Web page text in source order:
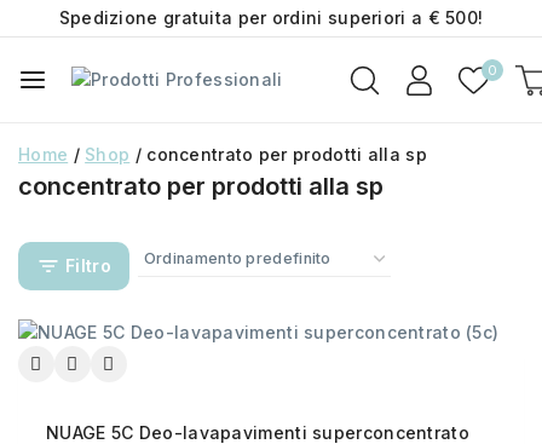
Spedizione gratuita per ordini superiori a € 500!
0
Home / Shop / concentrato per prodotti alla sp
concentrato per prodotti alla sp
Filtro
NUAGE 5C Deo-lavapavimenti superconcentrato